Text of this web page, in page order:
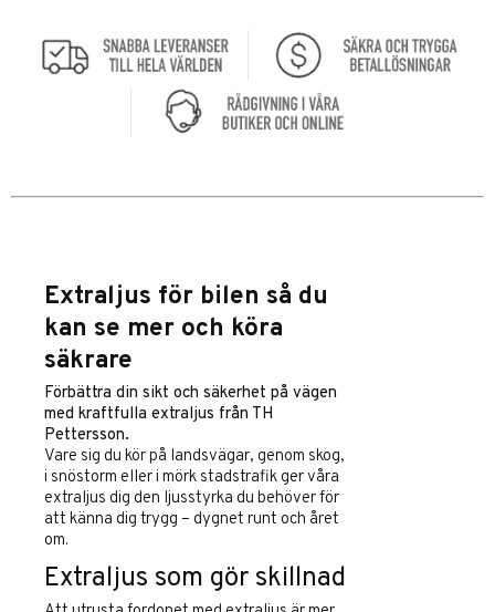
Extraljus för bilen så du
kan se mer och köra
säkrare
Förbättra din sikt och säkerhet på vägen
med kraftfulla extraljus från TH
Pettersson.
Vare sig du kör på landsvägar, genom skog,
i snöstorm eller i mörk stadstrafik ger våra
extraljus dig den ljusstyrka du behöver för
att känna dig trygg – dygnet runt och året
om.
Extraljus som gör skillnad